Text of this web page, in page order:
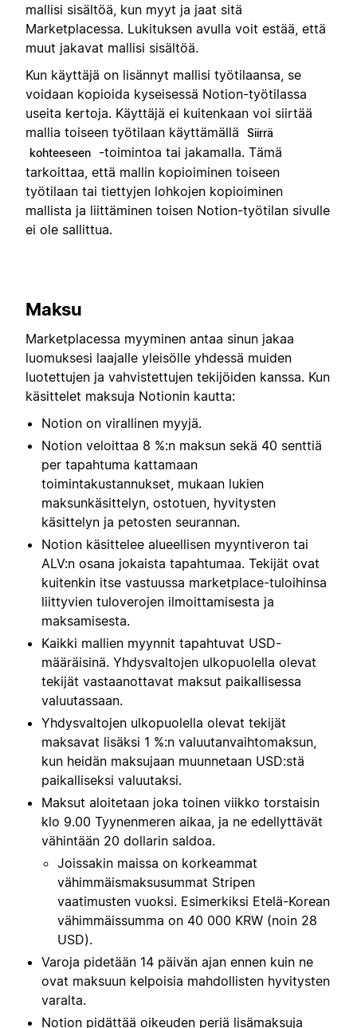
mallisi sisältöä, kun myyt ja jaat sitä
Marketplacessa. Lukituksen avulla voit estää, että
muut jakavat mallisi sisältöä.
Kun käyttäjä on lisännyt mallisi työtilaansa, se
voidaan kopioida kyseisessä Notion-työtilassa
useita kertoja. Käyttäjä ei kuitenkaan voi siirtää
mallia toiseen työtilaan käyttämällä
Siirrä
kohteeseen
-toimintoa tai jakamalla. Tämä
tarkoittaa, että mallin kopioiminen toiseen
työtilaan tai tiettyjen lohkojen kopioiminen
mallista ja liittäminen toisen Notion-työtilan sivulle
ei ole sallittua.
Maksu
Marketplacessa myyminen antaa sinun jakaa
luomuksesi laajalle yleisölle yhdessä muiden
luotettujen ja vahvistettujen tekijöiden kanssa. Kun
käsittelet maksuja Notionin kautta:
Notion on virallinen myyjä.
Notion veloittaa 8 %:n maksun sekä 40 senttiä
per tapahtuma kattamaan
toimintakustannukset, mukaan lukien
maksunkäsittelyn, ostotuen, hyvitysten
käsittelyn ja petosten seurannan.
Notion käsittelee alueellisen myyntiveron tai
ALV:n osana jokaista tapahtumaa. Tekijät ovat
kuitenkin itse vastuussa marketplace-tuloihinsa
liittyvien tuloverojen ilmoittamisesta ja
maksamisesta.
Kaikki mallien myynnit tapahtuvat USD-
määräisinä. Yhdysvaltojen ulkopuolella olevat
tekijät vastaanottavat maksut paikallisessa
valuutassaan.
Yhdysvaltojen ulkopuolella olevat tekijät
maksavat lisäksi 1 %:n valuutanvaihtomaksun,
kun heidän maksujaan muunnetaan USD:stä
paikalliseksi valuutaksi.
Maksut aloitetaan joka toinen viikko torstaisin
klo 9.00 Tyynenmeren aikaa, ja ne edellyttävät
vähintään 20 dollarin saldoa.
Joissakin maissa on korkeammat
vähimmäismaksusummat Stripen
vaatimusten vuoksi. Esimerkiksi Etelä-Korean
vähimmäissumma on 40 000 KRW (noin 28
USD).
Varoja pidetään 14 päivän ajan ennen kuin ne
ovat maksuun kelpoisia mahdollisten hyvitysten
varalta.
Notion pidättää oikeuden periä lisämaksuja